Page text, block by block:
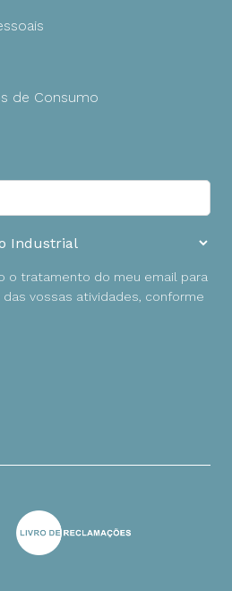
de Consumo
o tratamento do meu email para
vossas atividades, conforme